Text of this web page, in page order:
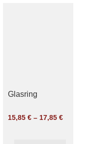
Glasring
15,85 €– 17,85 €